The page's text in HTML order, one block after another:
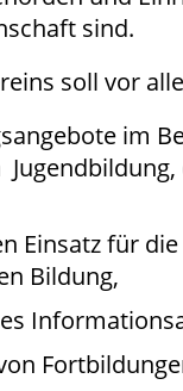
sind.
soll vor
im
Einsatz für
Bildung,